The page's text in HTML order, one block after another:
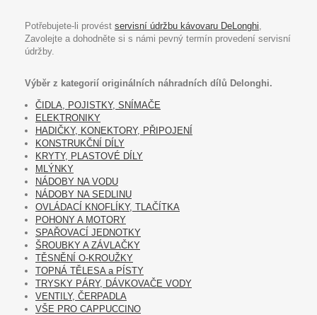
Potřebujete-li provést servisní údržbu kávovaru DeLonghi,
Zavolejte a dohodněte si s námi pevný termín provedení servisní
údržby.
Výběr z kategorií originálních náhradních dílů Delonghi.
ČIDLA, POJISTKY, SNÍMAČE
ELEKTRONIKY
HADIČKY, KONEKTORY, PŘIPOJENÍ
KONSTRUKČNÍ DÍLY
KRYTY, PLASTOVÉ DÍLY
MLÝNKY
NÁDOBY NA VODU
NÁDOBY NA SEDLINU
OVLÁDACÍ KNOFLÍKY, TLAČÍTKA
POHONY A MOTORY
SPAŘOVACÍ JEDNOTKY
ŠROUBKY A ZÁVLAČKY
TĚSNĚNÍ O-KROUŽKY
TOPNÁ TĚLESA a PÍSTY
TRYSKY PÁRY, DÁVKOVAČE VODY
VENTILY, ČERPADLA
VŠE PRO CAPPUCCINO